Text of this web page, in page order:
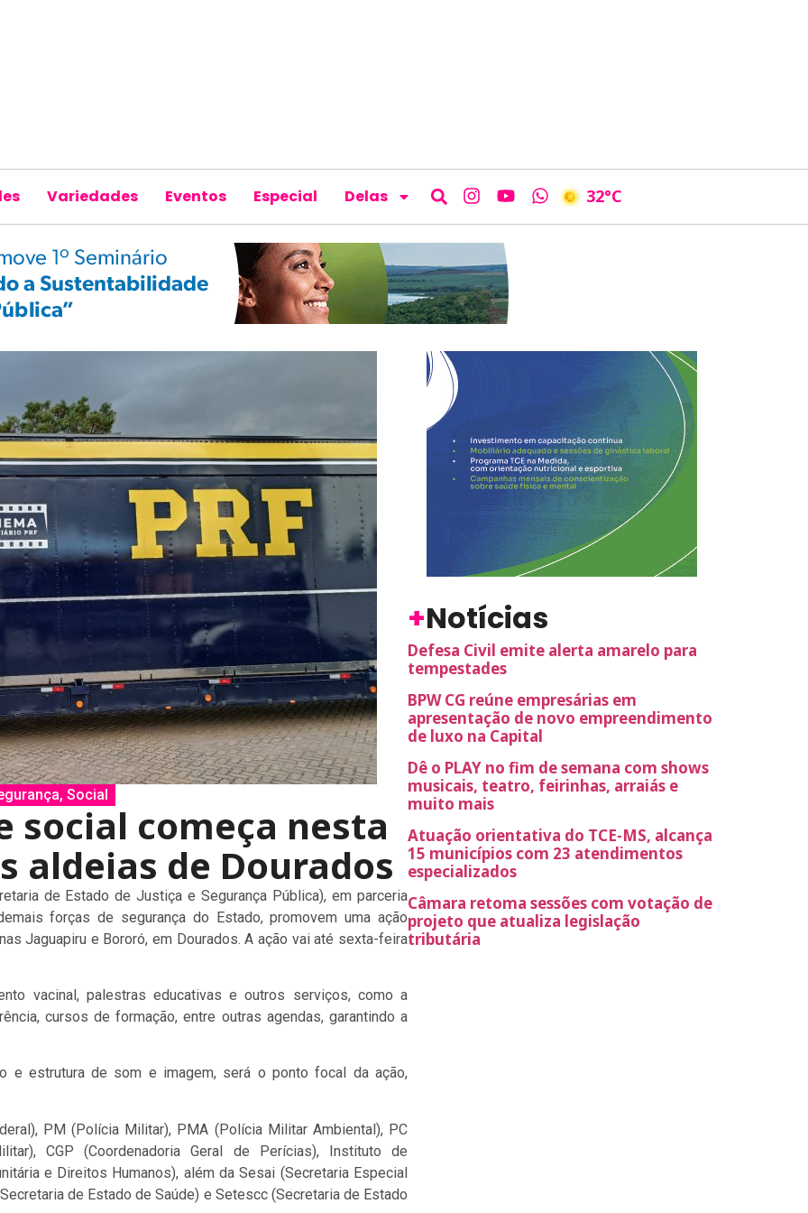
Variedades Eventos Especial Delas 32°C
, Social
social começa nesta
aldeias de Dourados
de Estado de Justiça e Segurança Pública), em parceria
forças de segurança do Estado, promovem uma ação
Jaguapiru e Bororó, em Dourados. A ação vai até sexta-feira
vacinal, palestras educativas e outros serviços, como a
cursos de formação, entre outras agendas, garantindo a
e estrutura de som e imagem, será o ponto focal da ação,
PM (Polícia Militar), PMA (Polícia Militar Ambiental), PC
CGP (Coordenadoria Geral de Perícias), Instituto de
e Direitos Humanos), além da Sesai (Secretaria Especial
de Estado de Saúde) e Setescc (Secretaria de Estado
+Notícias
Defesa Civil emite alerta amarelo para
tempestades
BPW CG reúne empresárias em
apresentação de novo empreendimento
de luxo na Capital
Dê o PLAY no fim de semana com shows
musicais, teatro, feirinhas, arraiás e
muito mais
Atuação orientativa do TCE-MS, alcança
15 municípios com 23 atendimentos
especializados
Câmara retoma sessões com votação de
projeto que atualiza legislação
tributária